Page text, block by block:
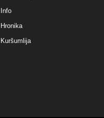
Info
Hronika
Kuršumlija